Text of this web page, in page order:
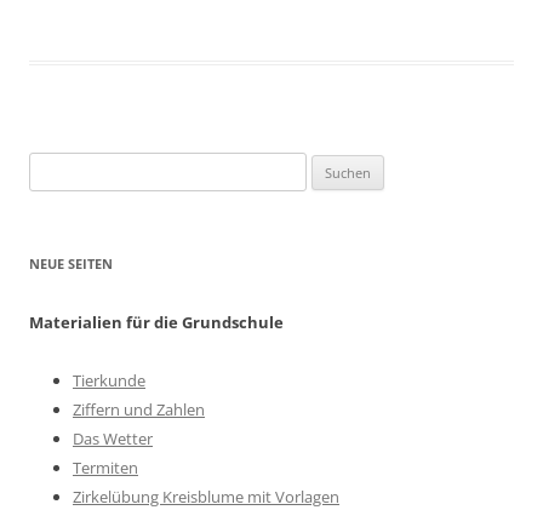
nach:
NEUE SEITEN
Materialien für die Grundschule
Tierkunde
Ziffern und Zahlen
Das Wetter
Termiten
Zirkelübung Kreisblume mit Vorlagen